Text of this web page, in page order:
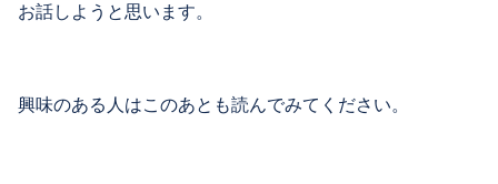
お話しようと思います。
興味のある人はこのあとも読んでみてください。